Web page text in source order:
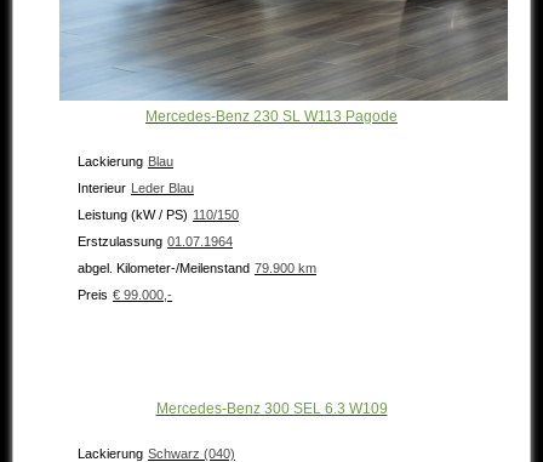
Mercedes-Benz 230 SL W113 Pagode
Lackierung Blau
Interieur Leder Blau
Leistung (kW / PS) 110/150
Erstzulassung 01.07.1964
abgel. Kilometer-/Meilenstand 79.900 km
Preis € 99.000,-
Mercedes-Benz 300 SEL 6.3 W109
Lackierung Schwarz (040)